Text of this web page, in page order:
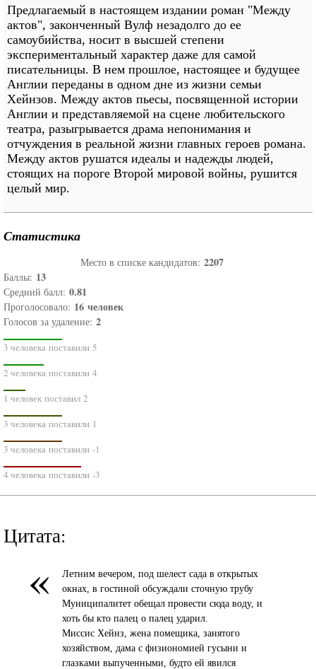
Предлагаемый в настоящем издании роман "Между
актов", законченный Вулф незадолго до ее
самоубийства, носит в высшей степени
экспериментальный характер даже для самой
писательницы. В нем прошлое, настоящее и будущее
Англии переданы в одном дне из жизни семьи
Хейнзов. Между актов пьесы, посвященной истории
Англии и представляемой на сцене любительского
театра, разыгрывается драма непонимания и
отчуждения в реальной жизни главных героев романа.
Между актов рушатся идеалы и надежды людей,
стоящих на пороге Второй мировой войны, рушится
целый мир.
Статистика
Место в списке кандидатов: 2207
Баллы: 13
Средний балл: 0.81
Проголосовало: 16 человек
Голосов за удаление: 2
3 человека поставили 5
2 человека поставили 4
1 человек поставил 2
3 человека поставили 1
3 человека поставили -1
4 человека поставили -3
Цитата:
«
Летним вечером, под шелест сада в открытых
окнах, в гостиной обсуждали сточную трубу
Муниципалитет обещал провести сюда воду, и
хоть бы кто палец о палец ударил.
Миссис Хейнз, жена помещика, занятого
хозяйством, дама с физиономией гусыни и
глазками выпученными, будто ей явился